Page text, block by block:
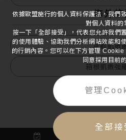
海外
京都凱撒
箱根凱撒強
依據歐盟施行的個人資料保護法，我們
對個人資料的
按一下「全部接受」，代表您允許我們
的使用體驗、協助我們分析網站效能和
的行銷內容。您可以在下方管理
同意採用目前
管理
全部接